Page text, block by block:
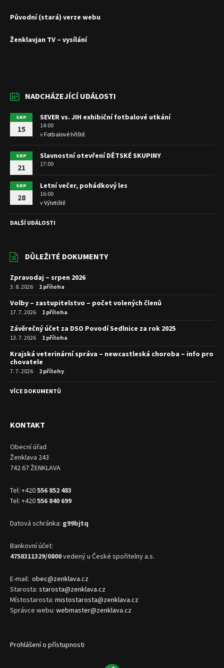
Původní (stará) verze webu
Ženklavjan TV – vysílání
NADCHÁZEJÍCÍ UDÁLOSTI
SRP
15
SEVER vs. JIH exhibiční fotbalové utkání
14:00
vFotbalové hřiště
SRP
21
Slavnostní otevření DĚTSKÉ SKUPINY
17:00
SRP
28
Letní večer, pohádkový les
16:00
vVýletiště
DALŠÍ UDÁLOSTI
DŮLEŽITÉ DOKUMENTY
Zpravodaj – srpen 2026
3. 8. 2026 1 příloha
Volby – zastupitelstvo – počet volených členů
17. 7. 2026 1 příloha
Závěrečný účet za DSO Povodí Sedlnice za rok 2025
13. 7. 2026 1 příloha
Krajská veterinární správa – newcastleská choroba – info pro
chovatele
7. 7. 2026 2 přílohy
VÍCE DOKUMENTŮ
KONTAKT
Obecní úřad
Ženklava 243
742 67 ŽENKLAVA
Tel: +420556 852 483
Tel: +420556 840 699
Datová schránka: g99bjtq
Bankovní účet:
4758311329/0800vedený u České spořitelny a.s.
E-mail: obec@zenklava.cz
Starosta: starosta@zenklava.cz
Místostarosta: mistostarosta@zenklava.cz
Správce webu: webmaster@zenklava.cz
Prohlášení o přístupnosti